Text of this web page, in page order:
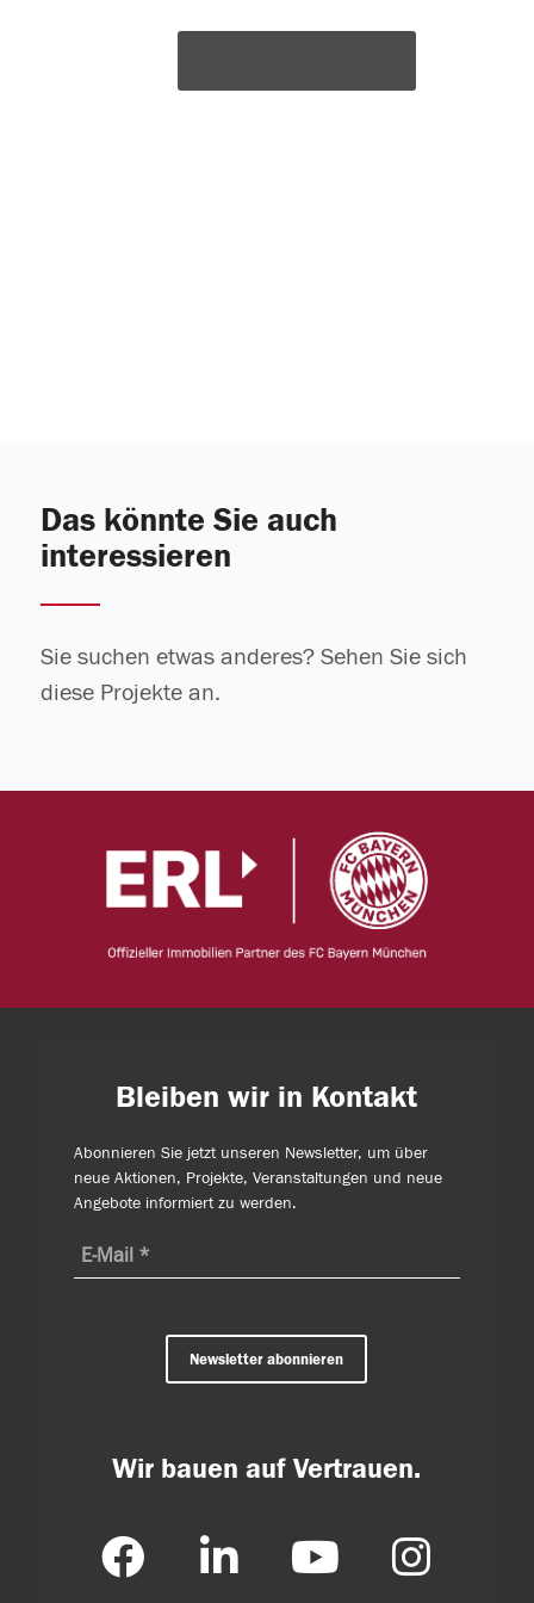
Das könnte Sie auch
interessieren
Sie suchen etwas anderes? Sehen Sie sich
diese Projekte an.
Bleiben wir in Kontakt
Abonnieren Sie jetzt unseren Newsletter, um über
neue Aktionen, Projekte, Veranstaltungen und neue
Angebote informiert zu werden.
Newsletter abonnieren
Wir bauen auf Vertrauen.